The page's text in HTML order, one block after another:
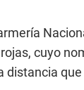
cuyo
distancia